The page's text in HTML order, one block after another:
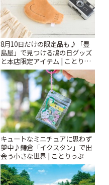
8月10日だけの限定品も♪「豊
島屋」で見つける鳩の日グッズ
と本店限定アイテム | ことりっ
ぷ
キュートなミニチュアに思わず
夢中♪鎌倉「イクスタン」で出
会う小さな世界 | ことりっぷ